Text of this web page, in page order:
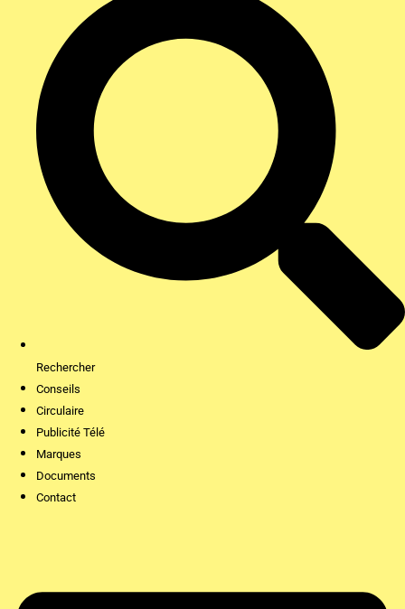
Rechercher
Conseils
Circulaire
Publicité Télé
Marques
Documents
Contact